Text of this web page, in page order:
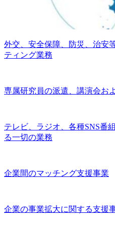
外交、安全保障、防災、治安
ティング業務
専属研究員の派遣、講演会お
テレビ、ラジオ、各種SNS番
る一切の業務
企業間のマッチング支援事業
企業の事業拡大に関する支援